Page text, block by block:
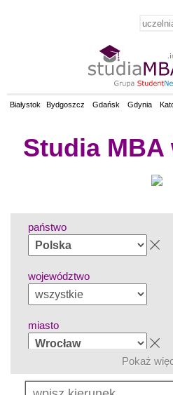
Białystok Bydgoszcz Gdańsk Gdynia
Studia MBA
państwo
województwo
miasto
grupa kierunków
Pokaż